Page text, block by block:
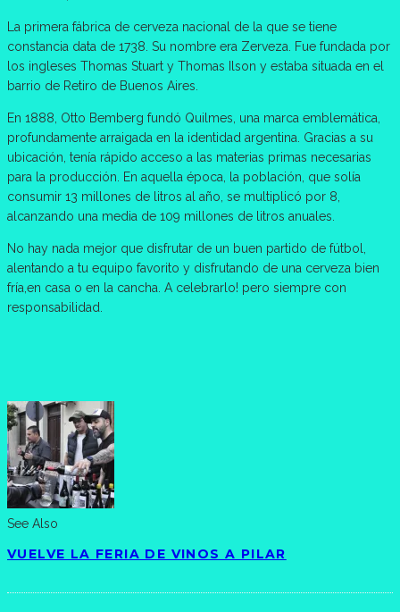
La primera fábrica de cerveza nacional de la que se tiene
constancia data de 1738. Su nombre era Zerveza. Fue fundada por
los ingleses Thomas Stuart y Thomas Ilson y estaba situada en el
barrio de Retiro de Buenos Aires.
En 1888, Otto Bemberg fundó Quilmes, una marca emblemática,
profundamente arraigada en la identidad argentina. Gracias a su
ubicación, tenía rápido acceso a las materias primas necesarias
para la producción. En aquella época, la población, que solía
consumir 13 millones de litros al año, se multiplicó por 8,
alcanzando una media de 109 millones de litros anuales.
No hay nada mejor que disfrutar de un buen partido de fútbol,
alentando a tu equipo favorito y disfrutando de una cerveza bien
fría,en casa o en la cancha. A celebrarlo! pero siempre con
responsabilidad.
See Also
VUELVE LA FERIA DE VINOS A PILAR